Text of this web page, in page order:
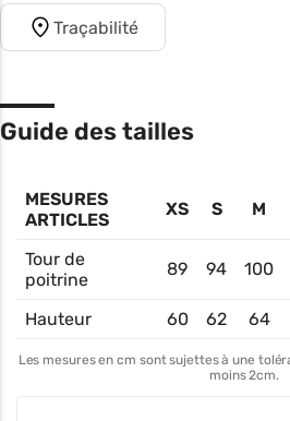
Traçabilité
Guide des tailles
MESURES
ARTICLES
XS S M
Tour de
poitrine
89 94 100
Hauteur 60 62 64
Les mesures en cm sont sujettes à une
moins 2cm.